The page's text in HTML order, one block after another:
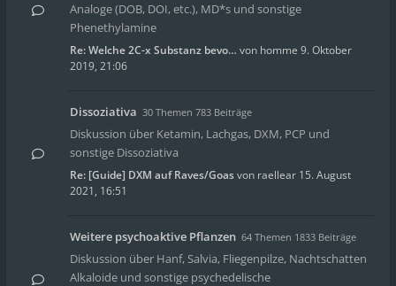
Analoge (DOB, DOI, etc.), MD*s und sonstige
Phenethylamine
Re: Welche 2C-x Substanz bevo… von homme 9. Oktober
2019, 21:06
Dissoziativa 30 Themen 783 Beiträge
Diskussion über Ketamin, Lachgas, DXM, PCP und
sonstige Dissoziativa
Re: [Guide] DXM auf Raves/Goasvon raellear 15. August
2021, 16:51
Weitere psychoaktive Pflanzen 64 Themen 1833 Beiträge
Diskussion über Hanf, Salvia, Fliegenpilze, Nachtschatten
Alkaloide und sonstige psychedelische